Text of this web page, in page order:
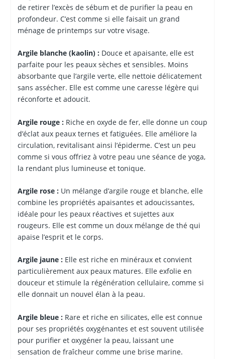
de retirer l’excès de sébum et de purifier la peau en
profondeur. C’est comme si elle faisait un grand
ménage de printemps sur votre visage.
Argile blanche (kaolin) :Douce et apaisante, elle est
parfaite pour les peaux sèches et sensibles. Moins
absorbante que l’argile verte, elle nettoie délicatement
sans assécher. Elle est comme une caresse légère qui
réconforte et adoucit.
Argile rouge :Riche en oxyde de fer, elle donne un coup
d’éclat aux peaux ternes et fatiguées. Elle améliore la
circulation, revitalisant ainsi l’épiderme. C’est un peu
comme si vous offriez à votre peau une séance de yoga,
la rendant plus lumineuse et tonique.
Argile rose :Un mélange d’argile rouge et blanche, elle
combine les propriétés apaisantes et adoucissantes,
idéale pour les peaux réactives et sujettes aux
rougeurs. Elle est comme un doux mélange de thé qui
apaise l’esprit et le corps.
Argile jaune :Elle est riche en minéraux et convient
particulièrement aux peaux matures. Elle exfolie en
douceur et stimule la régénération cellulaire, comme si
elle donnait un nouvel élan à la peau.
Argile bleue :Rare et riche en silicates, elle est connue
pour ses propriétés oxygénantes et est souvent utilisée
pour purifier et oxygéner la peau, laissant une
sensation de fraîcheur comme une brise marine.